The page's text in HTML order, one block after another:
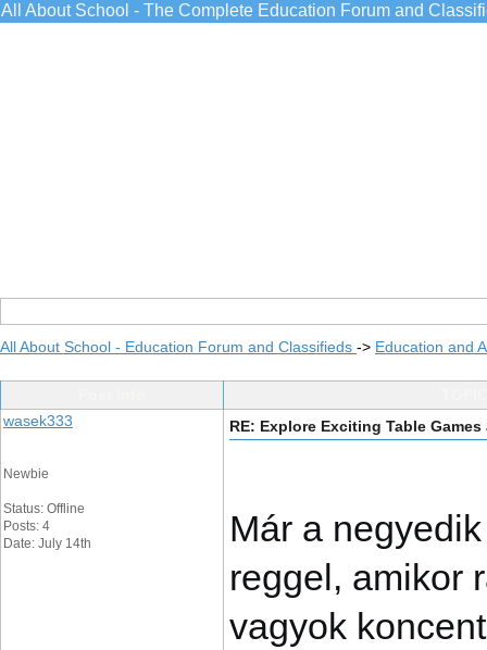
All About School - The Complete Education Forum and
All About School - Education Forum and Classifieds -> Education and
wasek333
Newbie
Status: Offline
Posts: 4
Date: July 14th
RE: Explore Exciting Table Games
Már a
reggel, amikor
vagyok